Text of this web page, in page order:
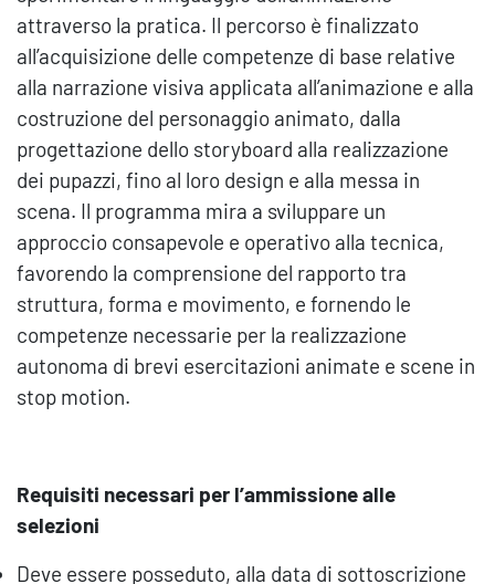
attraverso la pratica. Il percorso è finalizzato
all’acquisizione delle competenze di base relative
alla narrazione visiva applicata all’animazione e alla
costruzione del personaggio animato, dalla
progettazione dello storyboard alla realizzazione
dei pupazzi, fino al loro design e alla messa in
scena. Il programma mira a sviluppare un
approccio consapevole e operativo alla tecnica,
favorendo la comprensione del rapporto tra
struttura, forma e movimento, e fornendo le
competenze necessarie per la realizzazione
autonoma di brevi esercitazioni animate e scene in
stop motion.
Requisiti necessari per l’ammissione alle
selezioni
Deve essere posseduto, alla data di sottoscrizione